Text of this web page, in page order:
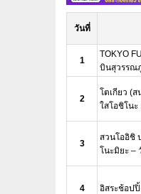
วันที่
1
TOKYO
บินสุวรรณ
2
โตเกียว (
ใสโอชิโน
3
สวนโออิชิ
โนะมิยะ –
4 อิสระช้อป